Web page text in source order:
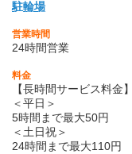
駐輪場
営業時間
24時間営業
料金
【長時間サービス料金】
＜平日＞
5時間まで最大50円
＜土日祝＞
24時間まで最大110円